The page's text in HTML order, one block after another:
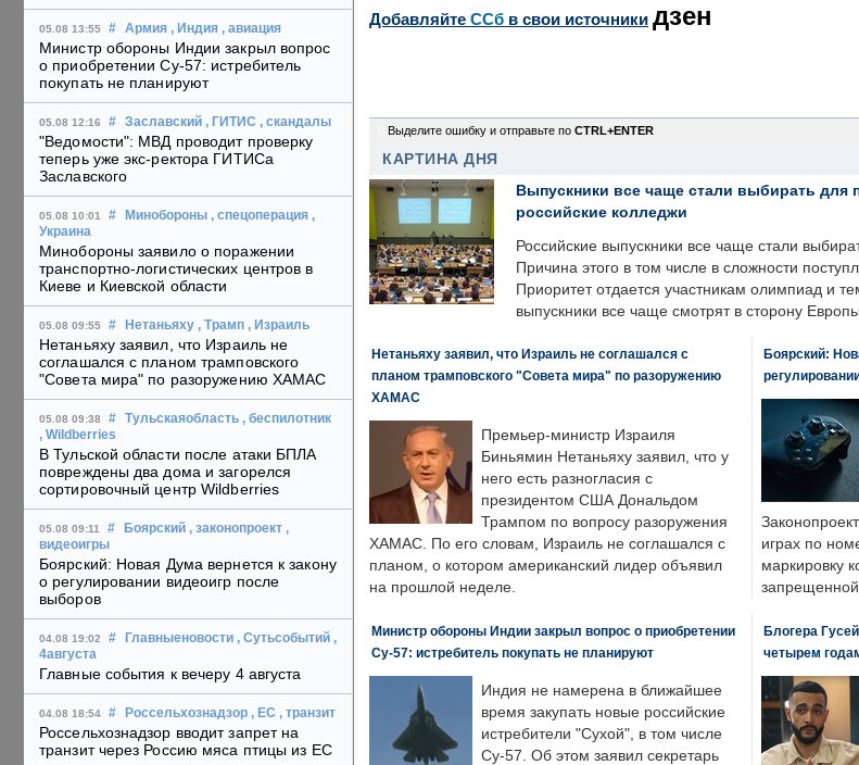
05.08 13:55 # Армия , Индия , авиация
Министр обороны Индии закрыл вопрос
о приобретении Су-57: истребитель
покупать не планируют
05.08 12:16 # Заславский , ГИТИС , скандалы
"Ведомости": МВД проводит проверку
теперь уже экс-ректора ГИТИСа
Заславского
05.08 10:01 # Минобороны , спецоперация ,
Украина
Минобороны заявило о поражении
транспортно-логистических центров в
Киеве и Киевской области
05.08 09:55 # Нетаньяху , Трамп , Израиль
Нетаньяху заявил, что Израиль не
соглашался с планом трамповского
"Совета мира" по разоружению ХАМАС
05.08 09:38 # Тульскаяобласть , беспилотник
, Wildberries
В Тульской области после атаки БПЛА
повреждены два дома и загорелся
сортировочный центр Wildberries
05.08 09:11 # Боярский , законопроект ,
видеоигры
Боярский: Новая Дума вернется к закону
о регулировании видеоигр после
выборов
04.08 19:02 # Главныеновости , Сутьсобытий ,
4августа
Главные события к вечеру 4 августа
04.08 18:54 # Россельхознадзор , ЕС , транзит
Россельхознадзор вводит запрет на
транзит через Россию мяса птицы из ЕС
Добавляйте CСб в свои источники дзен
Выделите ошибку и отправьте по CTRL+ENTER
КАРТИНА ДНЯ
Выпускники все чаще стали выбирать для
российские колледжи
Российские выпускники все чаще стали
Причина этого в том числе в сложности
Приоритет отдается участникам олимпиад и
выпускники все чаще смотрят в сторону
Нетаньяху заявил, что Израиль не соглашался с
планом трамповского "Совета мира" по разоружению
ХАМАС
Премьер-министр Израиля
Биньямин Нетаньяху заявил, что у
него есть разногласия с
президентом США Дональдом
Трампом по вопросу разоружения
ХАМАС. По его словам, Израиль не соглашался с
планом, о котором американский лидер объявил
на прошлой неделе.
Боярский:
играх по
маркировку
Министр обороны Индии закрыл вопрос о приобретении
Су-57: истребитель покупать не планируют
Индия не намерена в ближайшее
время закупать новые российские
истребители "Сухой", в том числе
Су-57. Об этом заявил секретарь
Блогера
четырем